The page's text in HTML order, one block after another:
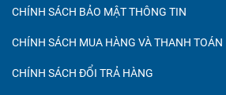
CHÍNH SÁCH BẢO MẬT THÔNG TIN
CHÍNH SÁCH MUA HÀNG VÀ THANH TOÁN
CHÍNH SÁCH ĐỔI TRẢ HÀNG